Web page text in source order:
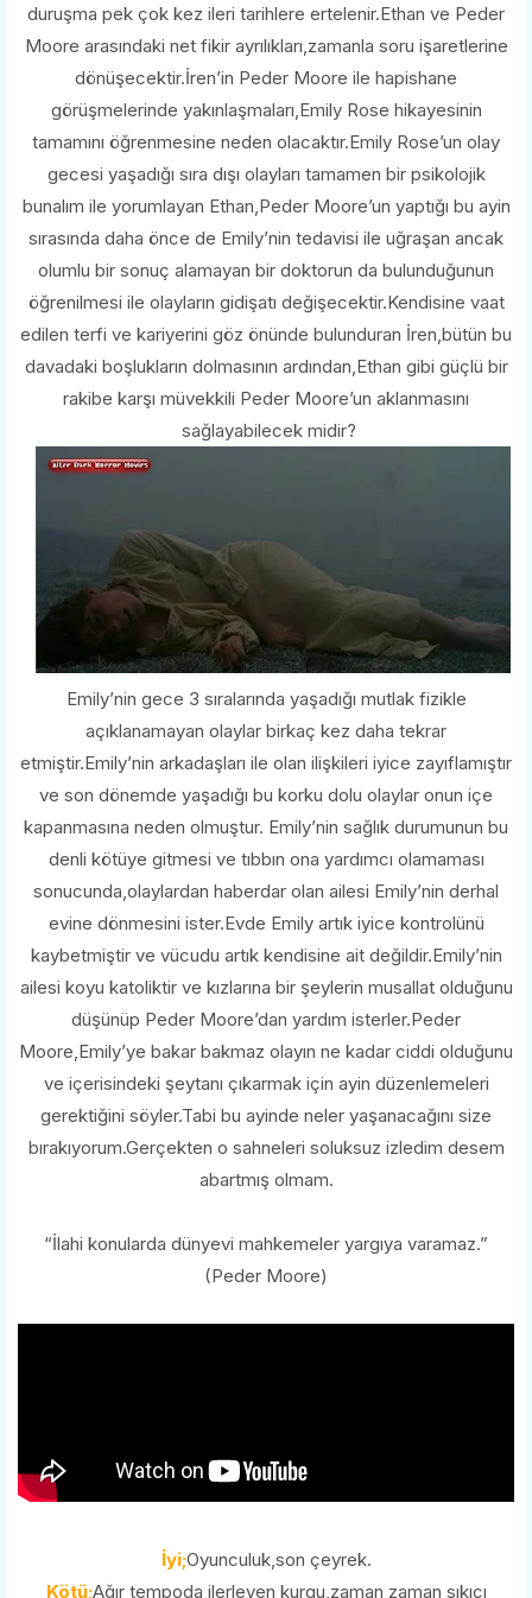
duruşma pek çok kez ileri tarihlere ertelenir.Ethan ve Peder
Moore arasındaki net fikir ayrılıkları,zamanla soru işaretlerine
dönüşecektir.İren’in Peder Moore ile hapishane
görüşmelerinde yakınlaşmaları,Emily Rose hikayesinin
tamamını öğrenmesine neden olacaktır.Emily Rose’un olay
gecesi yaşadığı sıra dışı olayları tamamen bir psikolojik
bunalım ile yorumlayan Ethan,Peder Moore’un yaptığı bu ayin
sırasında daha önce de Emily’nin tedavisi ile uğraşan ancak
olumlu bir sonuç alamayan bir doktorun da bulunduğunun
öğrenilmesi ile olayların gidişatı değişecektir.Kendisine vaat
edilen terfi ve kariyerini göz önünde bulunduran İren,bütün bu
davadaki boşlukların dolmasının ardından,Ethan gibi güçlü bir
rakibe karşı müvekkili Peder Moore’un aklanmasını
sağlayabilecek midir?
Emily’nin gece 3 sıralarında yaşadığı mutlak fizikle
açıklanamayan olaylar birkaç kez daha tekrar
etmiştir.Emily’nin arkadaşları ile olan ilişkileri iyice zayıflamıştır
ve son dönemde yaşadığı bu korku dolu olaylar onun içe
kapanmasına neden olmuştur. Emily’nin sağlık durumunun bu
denli kötüye gitmesi ve tıbbın ona yardımcı olamaması
sonucunda,olaylardan haberdar olan ailesi Emily’nin derhal
evine dönmesini ister.Evde Emily artık iyice kontrolünü
kaybetmiştir ve vücudu artık kendisine ait değildir.Emily’nin
ailesi koyu katoliktir ve kızlarına bir şeylerin musallat olduğunu
düşünüp Peder Moore’dan yardım isterler.Peder
Moore,Emily’ye bakar bakmaz olayın ne kadar ciddi olduğunu
ve içerisindeki şeytanı çıkarmak için ayin düzenlemeleri
gerektiğini söyler.Tabi bu ayinde neler yaşanacağını size
bırakıyorum.Gerçekten o sahneleri soluksuz izledim desem
abartmış olmam.
“İlahi konularda dünyevi mahkemeler yargıya varamaz.”
(Peder Moore)
İyi;Oyunculuk,son çeyrek.
Kötü;Ağır tempoda ilerleyen kurgu,zaman zaman sıkıcı